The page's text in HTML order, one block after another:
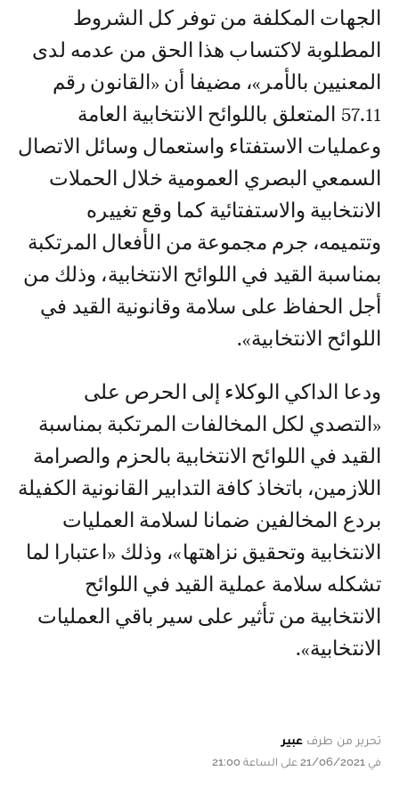
الجهات المكلفة من توفر كل الشروط
المطلوبة لاكتساب هذا الحق من عدمه لدى
المعنيين بالأمر»، مضيفا أن «القانون رقم
57.11 المتعلق باللوائح الانتخابية العامة
وعمليات الاستفتاء واستعمال وسائل الاتصال
السمعي البصري العمومية خلال الحملات
الانتخابية والاستفتائية كما وقع تغييره
وتتميمه، جرم مجموعة من الأفعال المرتكبة
بمناسبة القيد في اللوائح الانتخابية، وذلك من
أجل الحفاظ على سلامة وقانونية القيد في
اللوائح الانتخابية».
ودعا الداكي الوكلاء إلى الحرص على
«التصدي لكل المخالفات المرتكبة بمناسبة
القيد في اللوائح الانتخابية بالحزم والصرامة
اللازمين، باتخاذ كافة التدابير القانونية الكفيلة
بردع المخالفين ضمانا لسلامة العمليات
الانتخابية وتحقيق نزاهتها»، وذلك «اعتبارا لما
تشكله سلامة عملية القيد في اللوائح
الانتخابية من تأثير على سير باقي العمليات
الانتخابية».
تحرير من طرف عبير
في 21/06/2021 على الساعة 21:00